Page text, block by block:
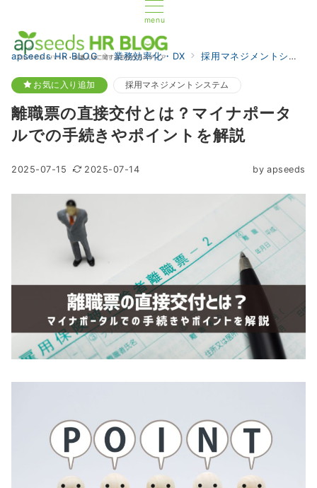
menu
apseeds HR BLOG 業務効率化・DX 採用マネジメントシステム
お気に入り追加 採用マネジメントシステム
離職票の直接交付とは？マイナポータ
ルでの手続きやポイントを解説
2025-07-15 2025-07-14 by apseeds